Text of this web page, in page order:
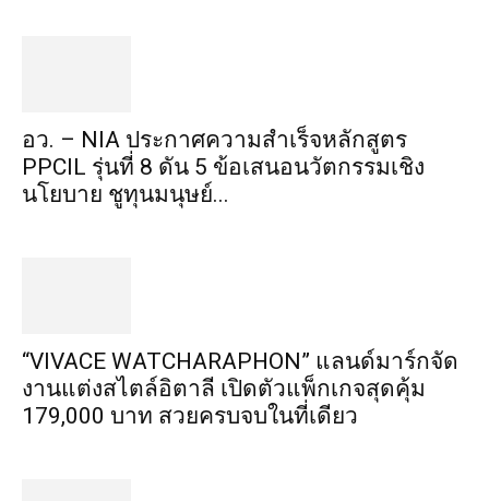
อว. – NIA ประกาศความสำเร็จหลักสูตร
PPCIL รุ่นที่ 8 ดัน 5 ข้อเสนอนวัตกรรมเชิง
นโยบาย ชูทุนมนุษย์...
“VIVACE WATCHARAPHON” แลนด์มาร์กจัด
งานแต่งสไตล์อิตาลี เปิดตัวแพ็กเกจสุดคุ้ม
179,000 บาท สวยครบจบในที่เดียว